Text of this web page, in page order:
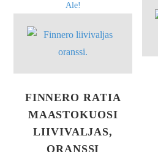
Ale!
FINNERO RATIA
MAASTOKUOSI
LIIVIVALJAS,
ORANSSI